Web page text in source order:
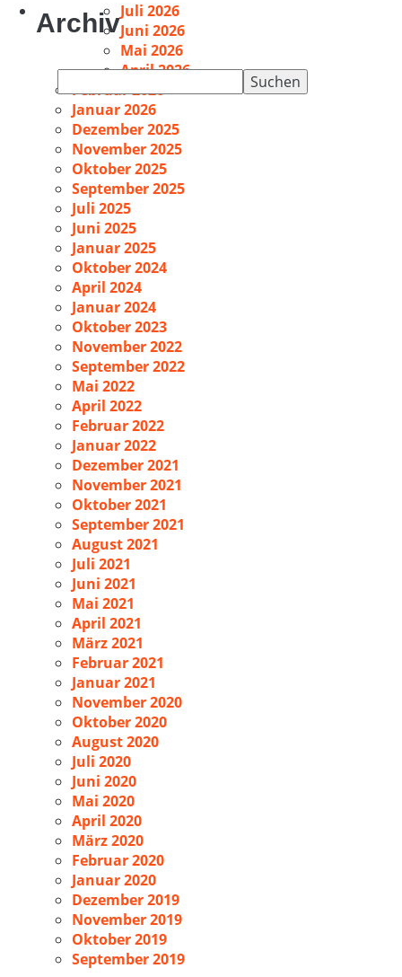
nach:
ArchivJuli 2026
Juni 2026
Mai 2026
April 2026
Februar 2026
Januar 2026
Dezember 2025
November 2025
Oktober 2025
September 2025
Juli 2025
Juni 2025
Januar 2025
Oktober 2024
April 2024
Januar 2024
Oktober 2023
November 2022
September 2022
Mai 2022
April 2022
Februar 2022
Januar 2022
Dezember 2021
November 2021
Oktober 2021
September 2021
August 2021
Juli 2021
Juni 2021
Mai 2021
April 2021
März 2021
Februar 2021
Januar 2021
November 2020
Oktober 2020
August 2020
Juli 2020
Juni 2020
Mai 2020
April 2020
März 2020
Februar 2020
Januar 2020
Dezember 2019
November 2019
Oktober 2019
September 2019